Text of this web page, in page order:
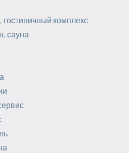
комплекс
сауна